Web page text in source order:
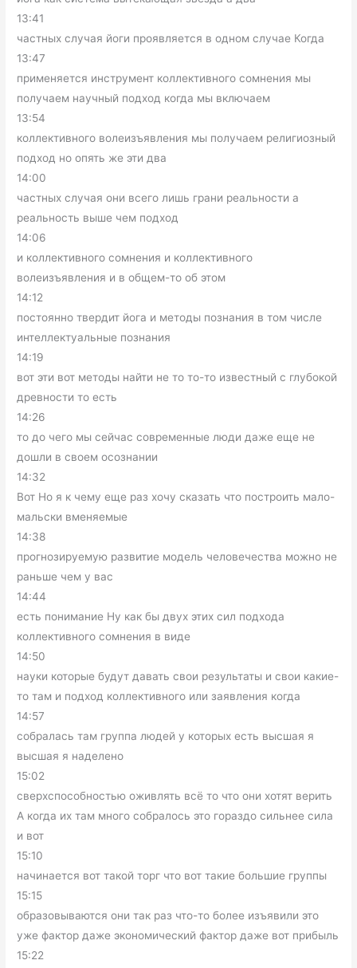
13:41
частных случая йоги проявляется в одном случае Когда
13:47
применяется инструмент коллективного сомнения мы
получаем научный подход когда мы включаем
13:54
коллективного волеизъявления мы получаем религиозный
подход но опять же эти два
14:00
частных случая они всего лишь грани реальности а
реальность выше чем подход
14:06
и коллективного сомнения и коллективного
волеизъявления и в общем-то об этом
14:12
постоянно твердит йога и методы познания в том числе
интеллектуальные познания
14:19
вот эти вот методы найти не то то-то известный с глубокой
древности то есть
14:26
то до чего мы сейчас современные люди даже еще не
дошли в своем осознании
14:32
Вот Но я к чему еще раз хочу сказать что построить мало-
мальски вменяемые
14:38
прогнозируемую развитие модель человечества можно не
раньше чем у вас
14:44
есть понимание Ну как бы двух этих сил подхода
коллективного сомнения в виде
14:50
науки которые будут давать свои результаты и свои какие-
то там и подход коллективного или заявления когда
14:57
собралась там группа людей у которых есть высшая я
высшая я наделено
15:02
сверхспособностью оживлять всё то что они хотят верить
А когда их там много собралось это гораздо сильнее сила
и вот
15:10
начинается вот такой торг что вот такие большие группы
15:15
образовываются они так раз что-то более изъявили это
уже фактор даже экономический фактор даже вот прибыль
15:22